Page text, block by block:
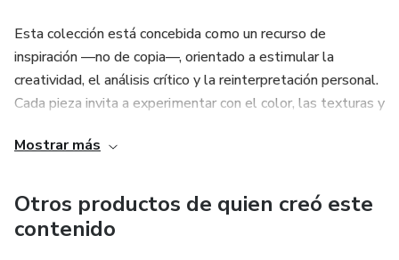
Esta colección está concebida como un recurso de
inspiración —no de copia—, orientado a estimular la
creatividad, el análisis crítico y la reinterpretación personal.
Cada pieza invita a experimentar con el color, las texturas y
una vestuarista profesional argentina, integrando una
mirada técnica, histórica y estética que aporta profundidad
y coherencia al conjunto.
Mostrar más
Otros productos de quien creó este
contenido